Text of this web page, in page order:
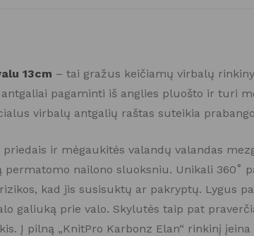
13cm – tai gražus keičiamų virbalų
pagaminti iš anglies pluošto ir turi
virbalų antgalių raštas suteikia
ir mėgaukitės valandų valandas
nailono sluoksniu. Unikali 360˚
kad jis susisuktų ar pakryptų. Lygus
galiuką prie valo. Skylutės taip pat
Į pilną „KnitPro Karbonz Elan“ rinkinį įeina